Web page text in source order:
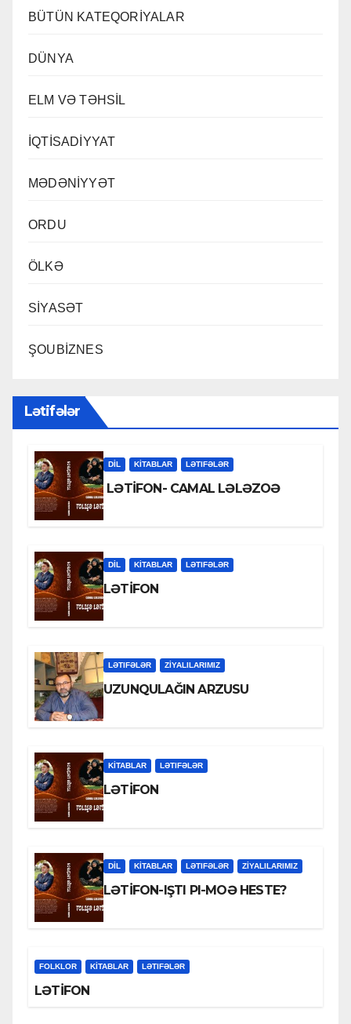
BÜTÜN KATEQORİYALAR
DÜNYA
ELM VƏ TƏHSİL
İQTİSADİYYAT
MƏDƏNİYYƏT
ORDU
ÖLKƏ
SİYASƏT
ŞOUBİZNES
Lətifələr
DİL KİTABLAR LƏTIFƏLƏR
LƏTİFON- CAMAL LƏLƏZOƏ
DİL KİTABLAR LƏTIFƏLƏR
LƏTİFON
LƏTIFƏLƏR ZİYALILARIMIZ
UZUNQULAĞIN ARZUSU
KİTABLAR LƏTIFƏLƏR
LƏTİFON
DİL KİTABLAR LƏTIFƏLƏR ZİYALILARIMIZ
LƏTİFON-IŞTI PI-MOƏ HESTE?
FOLKLOR KİTABLAR LƏTIFƏLƏR
LƏTİFON